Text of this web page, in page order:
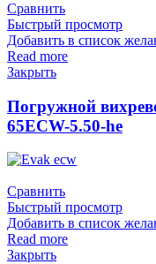
Сравнить
Быстрый просмотр
Добавить в список
Read more
Закрыть
Погружной
65ECW-5.50-he
Сравнить
Быстрый просмотр
Добавить в список
Read more
Закрыть